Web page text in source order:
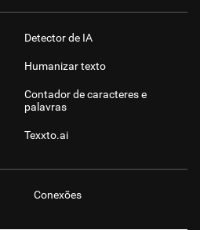
Detector de IA
Humanizar texto
Contador de caracteres e
palavras
Texxto.ai
Conexões